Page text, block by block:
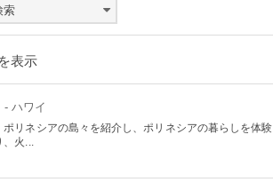
索
表示
- ハワイ
リネシアの島々を紹介し、ポリネシアの暮らしを体験
、火...